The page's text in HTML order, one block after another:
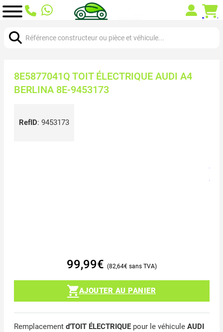
8E5877041Q TOIT ÉLECTRIQUE AUDI A4
BERLINA 8E-9453173
RefID: 9453173
99,99€ 82,64€
AJOUTER AU PANIER
Remplacement d'TOIT ÉLECTRIQUEpour le véhicule AUDI